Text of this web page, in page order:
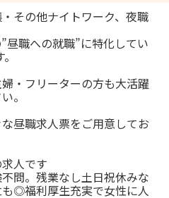
その他ナイトワーク、夜職
昼職への就職”に特化してい
・フリーターの方も大活躍
。
昼職求人票をご用意してお
人です
問。残業なし土日祝休みな
◎福利厚生充実で女性に人